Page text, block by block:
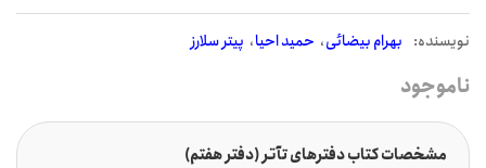
نويسنده: بهرام بیضائی حمید احیا پیتر سلارز
ناموجود
مشخصات کتاب دفترهای تآتر (دفتر هفتم)